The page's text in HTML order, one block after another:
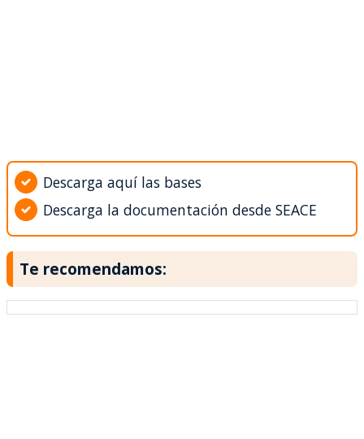
Descarga aquí las bases
Descarga la documentación desde SEACE
Te recomendamos: